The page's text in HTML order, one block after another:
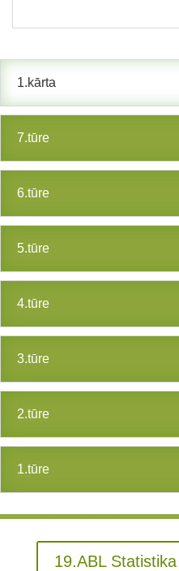
1.kārta
7.tūre
6.tūre
5.tūre
4.tūre
3.tūre
2.tūre
1.tūre
19.ABL Statistika